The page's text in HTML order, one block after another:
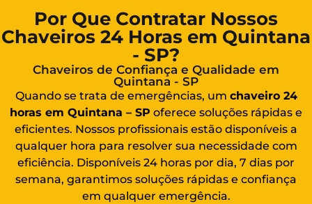
Por Que Contratar Nossos
Chaveiros 24 Horas em Quintana
- SP?
Chaveiros de Confiança e Qualidade em
Quintana - SP
Quando se trata de emergências, um chaveiro 24
horas em Quintana – SP oferece soluções rápidas e
eficientes. Nossos profissionais estão disponíveis a
qualquer hora para resolver sua necessidade com
eficiência. Disponíveis 24 horas por dia, 7 dias por
semana, garantimos soluções rápidas e confiança
em qualquer emergência.